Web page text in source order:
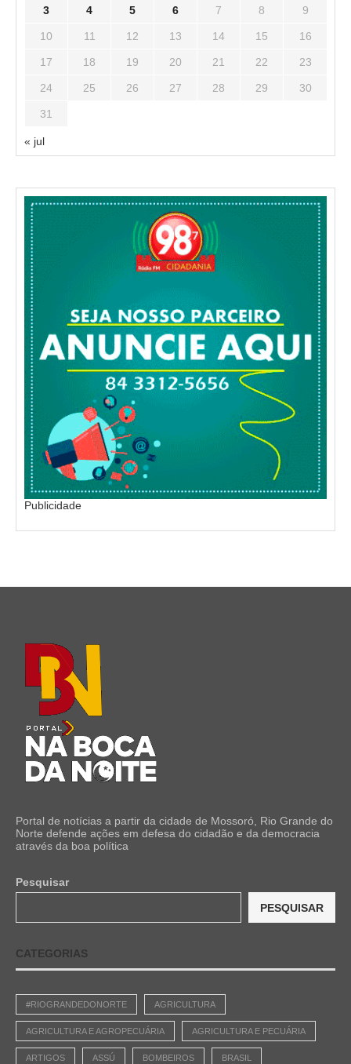
3 4 5 6 7 8 9
10 11 12 13 14 15 16
17 18 19 20 21 22 23
24 25 26 27 28 29 30
31
« jul
Publicidade
Portal de notícias a partir da cidade de Mossoró, Rio Grande do
Norte defende ações em defesa do cidadão e da democracia
através da boa política
Pesquisar
PESQUISAR
CATEGORIAS
#RIOGRANDEDONORTE AGRICULTURA
AGRICULTURA E AGROPECUÁRIA AGRICULTURA E PECUÁRIA
ARTIGOS ASSÚ BOMBEIROS BRASIL